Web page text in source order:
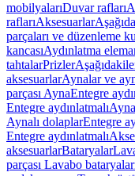
mobilyalarıDuvar rafları
raflarıAksesuarlar
parçaları ve düzenleme
kancasıAydınlatma
tahtalarPrizler
aksesuarlarAynalar ve
parçası AynaEntegre
Entegre aydınlatmalı
Aynalı dolaplarEntegre
Entegre aydınlatmalı
aksesuarlarBataryalar
parçası Lavabo